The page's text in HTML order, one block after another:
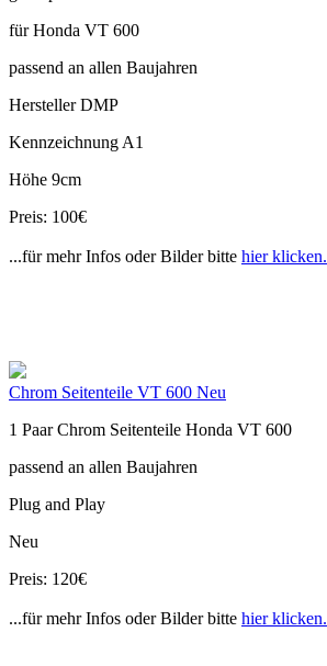
für Honda VT 600
passend an allen Baujahren
Hersteller DMP
Kennzeichnung A1
Höhe 9cm
Preis: 100€
...für mehr Infos oder Bilder bitte hier klicken.
Chrom Seitenteile VT 600 Neu
1 Paar Chrom Seitenteile Honda VT 600
passend an allen Baujahren
Plug and Play
Neu
Preis: 120€
...für mehr Infos oder Bilder bitte hier klicken.